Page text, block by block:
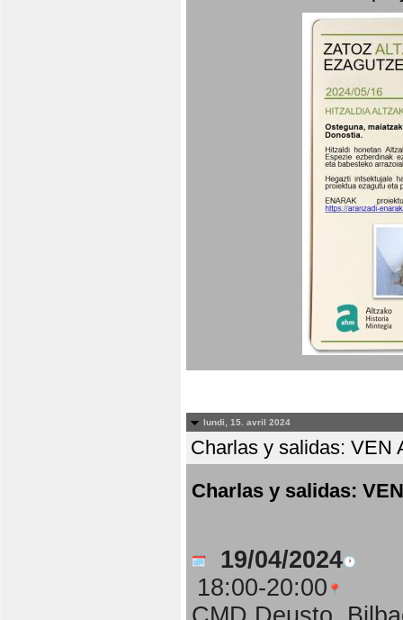
lundi, 15. avril 2024
Charlas y salidas: VEN
Charlas y salidas:
19/04/2024
18:00-20:00